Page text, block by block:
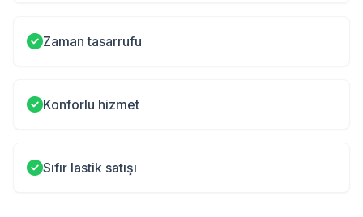
Zaman tasarrufu
Konforlu hizmet
Sıfır lastik satışı